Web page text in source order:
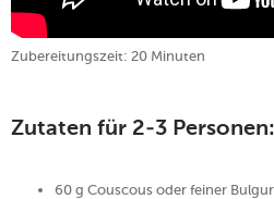
Zubereitungszeit: 20 Minuten
Zutaten für 2-3 Personen:
60 g Couscous oder feiner Bulgur